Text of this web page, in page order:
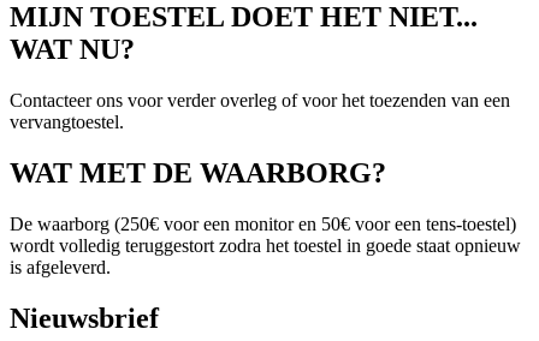
MIJN TOESTEL DOET HET NIET...
WAT NU?
Contacteer ons voor verder overleg of voor het toezenden van een
vervangtoestel.
WAT MET DE WAARBORG?
De waarborg (250€ voor een monitor en 50€ voor een tens-toestel)
wordt volledig teruggestort zodra het toestel in goede staat opnieuw
is afgeleverd.
Nieuwsbrief